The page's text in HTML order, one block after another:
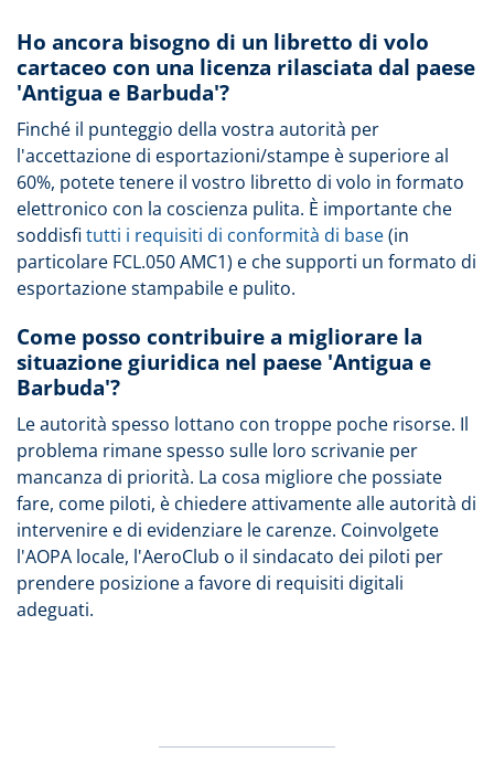
Ho ancora bisogno di un libretto di volo
cartaceo con una licenza rilasciata dal paese
'Antigua e Barbuda'?
Finché il punteggio della vostra autorità per
l'accettazione di esportazioni/stampe è superiore al
60%, potete tenere il vostro libretto di volo in formato
elettronico con la coscienza pulita. È importante che
soddisfi tutti i requisiti di conformità di base(in
particolare FCL.050 AMC1) e che supporti un formato di
esportazione stampabile e pulito.
Come posso contribuire a migliorare la
situazione giuridica nel paese 'Antigua e
Barbuda'?
Le autorità spesso lottano con troppe poche risorse. Il
problema rimane spesso sulle loro scrivanie per
mancanza di priorità. La cosa migliore che possiate
fare, come piloti, è chiedere attivamente alle autorità di
intervenire e di evidenziare le carenze. Coinvolgete
l'AOPA locale, l'AeroClub o il sindacato dei piloti per
prendere posizione a favore di requisiti digitali
adeguati.